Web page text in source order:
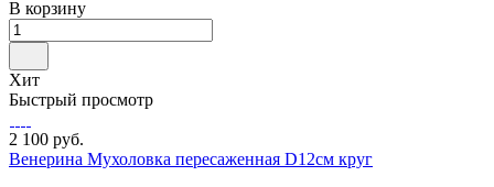
В корзину
Хит
Быстрый просмотр
2 100 руб.
Венерина Мухоловка пересаженная D12см круг